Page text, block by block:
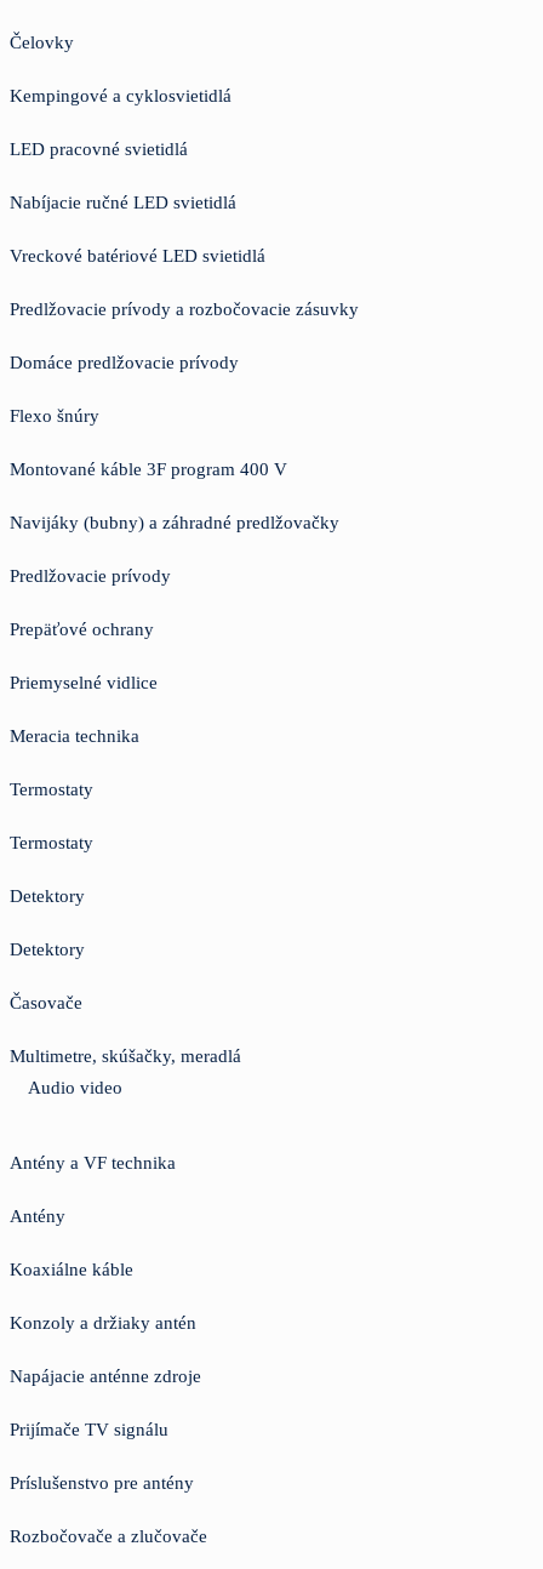
Čelovky
Kempingové a cyklosvietidlá
LED pracovné svietidlá
Nabíjacie ručné LED svietidlá
Vreckové batériové LED svietidlá
Predlžovacie prívody a rozbočovacie zásuvky
Domáce predlžovacie prívody
Flexo šnúry
Montované káble 3F program 400 V
Navijáky (bubny) a záhradné predlžovačky
Predlžovacie prívody
Prepäťové ochrany
Priemyselné vidlice
Meracia technika
Termostaty
Termostaty
Detektory
Detektory
Časovače
Multimetre, skúšačky, meradlá
Audio video
Antény a VF technika
Antény
Koaxiálne káble
Konzoly a držiaky antén
Napájacie anténne zdroje
Prijímače TV signálu
Príslušenstvo pre antény
Rozbočovače a zlučovače